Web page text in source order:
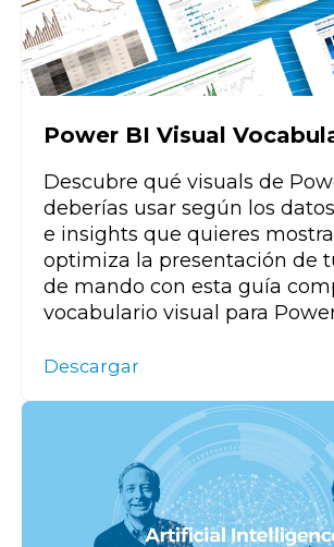
Power BI Visual
Descubre qué visuals de
deberías usar según los datos
e insights que quieres
optimiza la presentación de
de mando con esta guía
vocabulario visual para
Descargar